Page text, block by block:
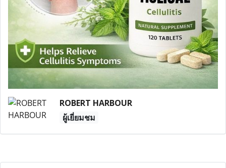
ROBERT HARBOUR
ผู้เยี่ยมชม